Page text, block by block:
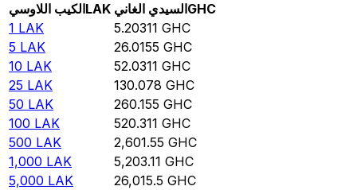
الكيب اللاوسيLAK السيدي الغانيGHC
1 LAK 5.20311 GHC
5 LAK 26.0155 GHC
10 LAK 52.0311 GHC
25 LAK 130.078 GHC
50 LAK 260.155 GHC
100 LAK 520.311 GHC
500 LAK 2,601.55 GHC
1,000 LAK 5,203.11 GHC
5,000 LAK 26,015.5 GHC